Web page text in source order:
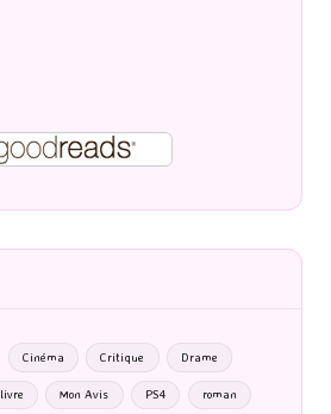
Cinéma Critique Drame
livre Mon Avis PS4 roman